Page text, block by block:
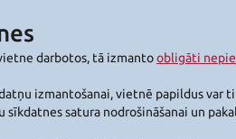
darbotos, tā izmantoobligāti
izmantošanai, vietnē papildus var
sīkdatnes satura nodrošināšanai un